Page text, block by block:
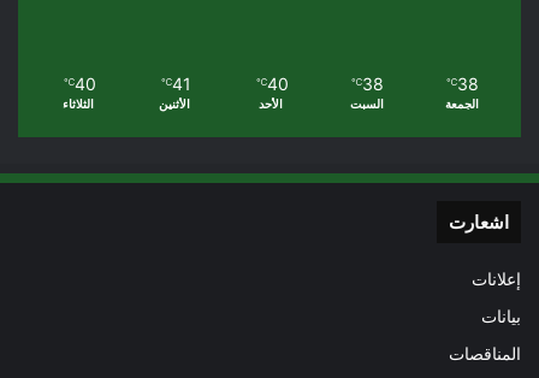
38
℃
الجمعة
38
℃
السبت
40
℃
الأحد
41
℃
الأثنين
40
℃
الثلاثاء
اشعارت
إعلانات
بيانات
المناقصات